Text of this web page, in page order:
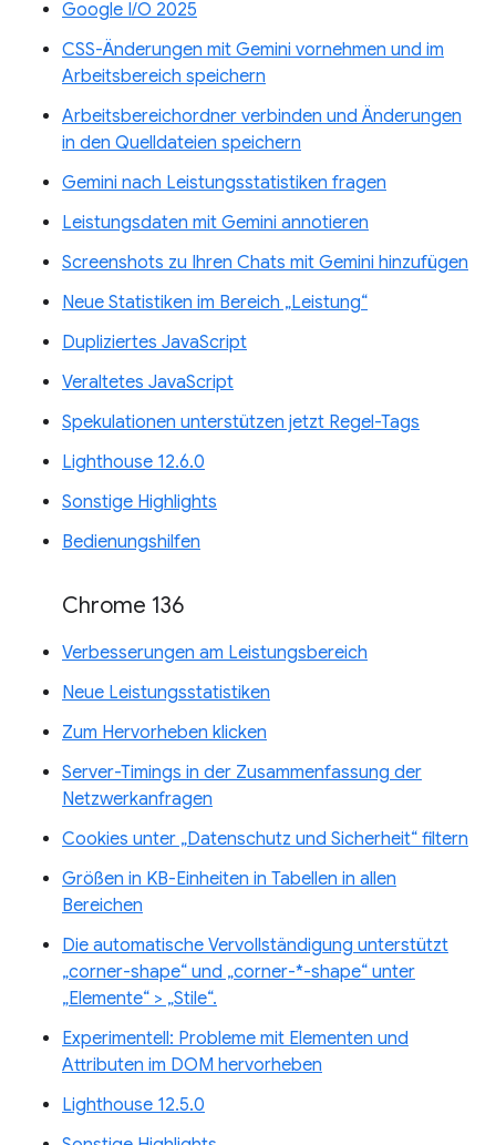
Google I/O 2025
CSS-Änderungen mit Gemini vornehmen und im
Arbeitsbereich speichern
Arbeitsbereichordner verbinden und Änderungen
in den Quelldateien speichern
Gemini nach Leistungsstatistiken fragen
Leistungsdaten mit Gemini annotieren
Screenshots zu Ihren Chats mit Gemini hinzufügen
Neue Statistiken im Bereich „Leistung“
Dupliziertes JavaScript
Veraltetes JavaScript
Spekulationen unterstützen jetzt Regel-Tags
Lighthouse 12.6.0
Sonstige Highlights
Bedienungshilfen
Chrome 136
Verbesserungen am Leistungsbereich
Neue Leistungsstatistiken
Zum Hervorheben klicken
Server-Timings in der Zusammenfassung der
Netzwerkanfragen
Cookies unter „Datenschutz und Sicherheit“ filtern
Größen in KB-Einheiten in Tabellen in allen
Bereichen
Die automatische Vervollständigung unterstützt
„corner-shape“ und „corner-*-shape“ unter
„Elemente“ > „Stile“.
Experimentell: Probleme mit Elementen und
Attributen im DOM hervorheben
Lighthouse 12.5.0